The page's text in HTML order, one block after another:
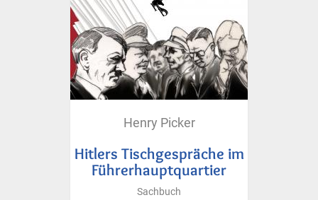
Henry Picker
Hitlers Tischgespräche im
Führerhauptquartier
Sachbuch